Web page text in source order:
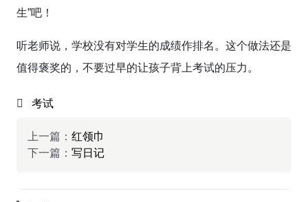
生”吧！
听老师说，学校没有对学生的成绩作排名。这个做法还是
值得褒奖的，不要过早的让孩子背上考试的压力。
考试
上一篇： 红领巾
下一篇： 写日记